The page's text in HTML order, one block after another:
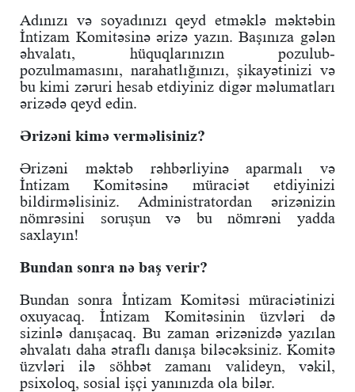
Adınızı və soyadınızı qeyd etməklə məktəbin
İntizam Komitəsinə ərizə yazın. Başınıza gələn
əhvalatı, hüquqlarınızın pozulub-
pozulmamasını, narahatlığınızı, şikayətinizi və
bu kimi zəruri hesab etdiyiniz digər məlumatları
ərizədə qeyd edin.
Ərizəni kimə verməlisiniz?
Ərizəni məktəb rəhbərliyinə aparmalı və
İntizam Komitəsinə müraciət etdiyinizi
bildirməlisiniz. Administratordan ərizənizin
nömrəsini soruşun və bu nömrəni yadda
saxlayın!
Bundan sonra nə baş verir?
Bundan sonra İntizam Komitəsi müraciətinizi
oxuyacaq. İntizam Komitəsinin üzvləri də
sizinlə danışacaq. Bu zaman ərizənizdə yazılan
əhvalatı daha ətraflı danışa biləcəksiniz. Komitə
üzvləri ilə söhbət zamanı valideyn, vəkil,
psixoloq, sosial işçi yanınızda ola bilər.